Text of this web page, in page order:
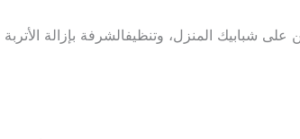
على شبابيك المنزل، وتنظيفالشرفة بإزالة الأتربة